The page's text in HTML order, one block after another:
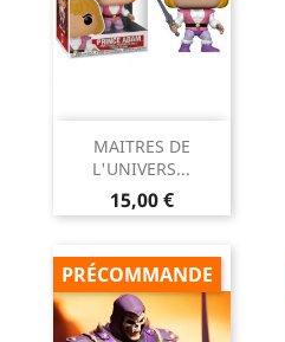
MAITRES DE
L'UNIVERS...
Prix
15,00 €
PRÉCOMMANDE